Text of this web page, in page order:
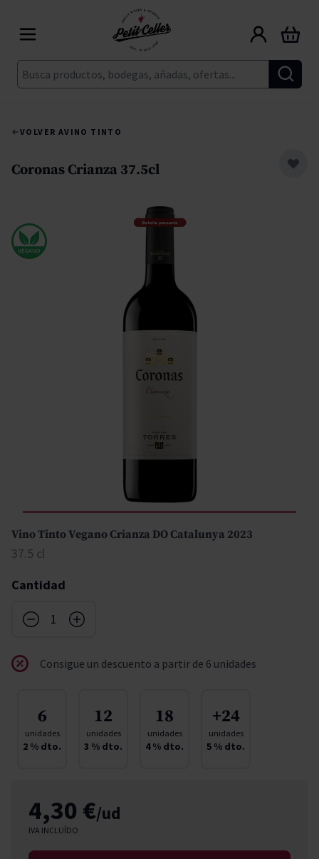
Buscar
Carrito
VOLVER AVINO TINTO
Coronas Crianza 37.5cl
Vino Tinto Vegano Crianza DO Catalunya 2023
37.5 cl
Cantidad
Consigue un descuento a partir de 6 unidades
6
unidades
2 % dto.
12
unidades
3 % dto.
18
unidades
4% dto.
+24
unidades
5 % dto.
4,30 €/ud
IVA INCLUÍDO